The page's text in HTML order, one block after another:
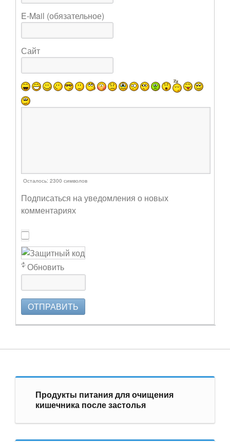
E-Mail (обязательное)
Сайт
Осталось: 2300 символов
Подписаться на уведомления о новых
комментариях
Обновить
ОТПРАВИТЬ
Продукты питания для очищения
кишечника после застолья